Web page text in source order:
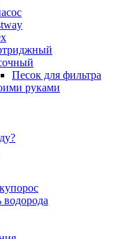
Песок для фильтра
руками
водорода